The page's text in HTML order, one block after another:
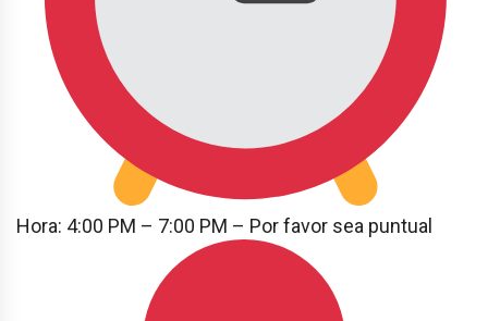
Hora: 4:00 PM – 7:00 PM – Por favor sea puntual